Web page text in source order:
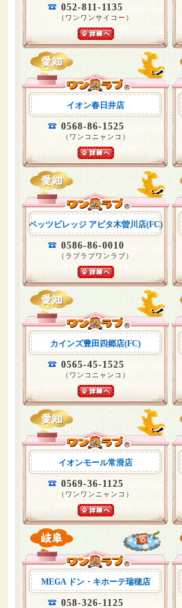
052-811-1135
（ワンワンサイコー）
イオン春日井店
0568-86-1525
（ワンコニャンコ）
ペッツビレッジ アピタ木曽川店(FC)
0586-86-0010
（ラブラブワンラブ）
カインズ豊田四郷店(FC)
0565-45-1525
（ワンコニャンコ）
イオンモール常滑店
0569-36-1125
（ワンワンニャンコ）
MEGA ドン・キホーテ瑞穂店
058-326-1125